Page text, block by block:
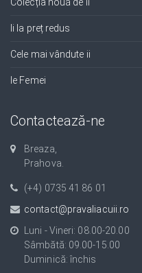
Colecția nouă de ii
Ii la preț redus
Cele mai vândute ii
Ie Femei
Contactează-ne
Breaza,
Prahova.
(+4) 0735 41 86 01
contact@pravaliacuii.ro
Luni - Vineri: 08.00-20.00
Sâmbătă: 09.00-15.00
Duminică: închis